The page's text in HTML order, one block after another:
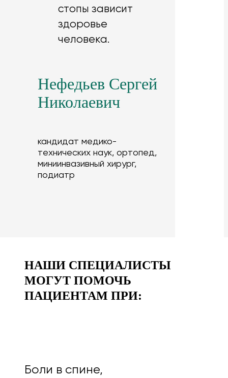
стопы зависит
здоровье
человека.
Нефедьев Сергей
Николаевич
кандидат медико-
технических наук, ортопед,
миниинвазивный хирург,
подиатр
НАШИ СПЕЦИАЛИСТЫ
МОГУТ ПОМОЧЬ
ПАЦИЕНТАМ ПРИ:
Боли в спине,